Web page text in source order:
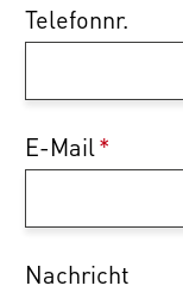
Telefonnr.
E-Mail*
Nachricht